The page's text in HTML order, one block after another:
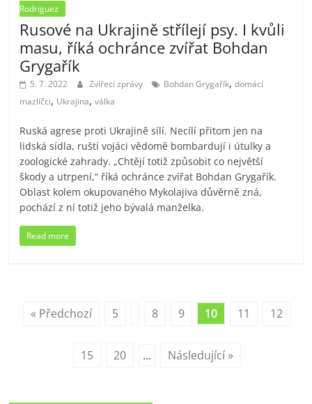
Rodriguez
Rusové na Ukrajině střílejí psy. I kvůli
masu, říká ochránce zvířat Bohdan
Grygařík
5. 7. 2022 Zvířecí zprávy Bohdan Grygařík,domácí
mazlíčci, Ukrajina,válka
Ruská agrese proti Ukrajině sílí. Necílí přitom jen na
lidská sídla, ruští vojáci vědomě bombardují i útulky a
zoologické zahrady. „Chtějí totiž způsobit co největší
škody a utrpení,“ říká ochránce zvířat Bohdan Grygařík.
Oblast kolem okupovaného Mykolajiva důvěrně zná,
pochází z ní totiž jeho bývalá manželka.
Read more
« Předchozí 5 8 9 10 11 12
15 20 ... Následující »